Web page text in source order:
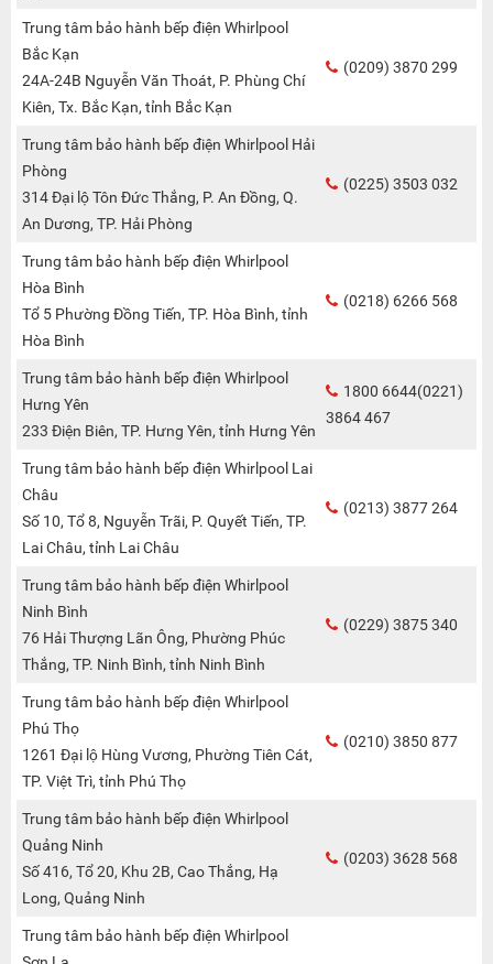
Trung tâm bảo hành bếp điện Whirlpool
Bắc Kạn
24A-24B Nguyễn Văn Thoát, P. Phùng Chí
Kiên, Tx. Bắc Kạn, tỉnh Bắc Kạn
(0209) 3870 299
Trung tâm bảo hành bếp điện Whirlpool Hải
Phòng
314 Đại lộ Tôn Đức Thắng, P. An Đồng, Q.
An Dương, TP. Hải Phòng
(0225) 3503 032
Trung tâm bảo hành bếp điện Whirlpool
Hòa Bình
Tổ 5 Phường Đồng Tiến, TP. Hòa Bình, tỉnh
Hòa Bình
(0218) 6266 568
Trung tâm bảo hành bếp điện Whirlpool
Hưng Yên
233 Điện Biên, TP. Hưng Yên, tỉnh Hưng Yên
1800 6644(0221)
3864 467
Trung tâm bảo hành bếp điện Whirlpool Lai
Châu
Số 10, Tổ 8, Nguyễn Trãi, P. Quyết Tiến, TP.
Lai Châu, tỉnh Lai Châu
(0213) 3877 264
Trung tâm bảo hành bếp điện Whirlpool
Ninh Bình
76 Hải Thượng Lãn Ông, Phường Phúc
Thắng, TP. Ninh Bình, tỉnh Ninh Bình
(0229) 3875 340
Trung tâm bảo hành bếp điện Whirlpool
Phú Thọ
1261 Đại lộ Hùng Vương, Phường Tiên Cát,
TP. Việt Trì, tỉnh Phú Thọ
(0210) 3850 877
Trung tâm bảo hành bếp điện Whirlpool
Quảng Ninh
Số 416, Tổ 20, Khu 2B, Cao Thắng, Hạ
Long, Quảng Ninh
(0203) 3628 568
Trung tâm bảo hành bếp điện Whirlpool